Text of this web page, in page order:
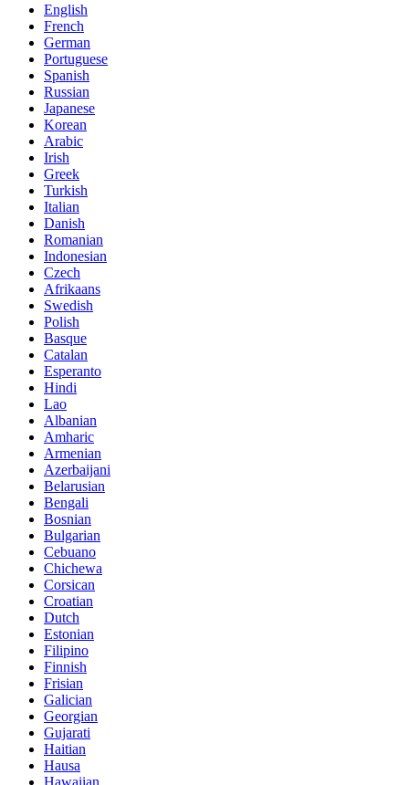
English
French
German
Portuguese
Spanish
Russian
Japanese
Korean
Arabic
Irish
Greek
Turkish
Italian
Danish
Romanian
Indonesian
Czech
Afrikaans
Swedish
Polish
Basque
Catalan
Esperanto
Hindi
Lao
Albanian
Amharic
Armenian
Azerbaijani
Belarusian
Bengali
Bosnian
Bulgarian
Cebuano
Chichewa
Corsican
Croatian
Dutch
Estonian
Filipino
Finnish
Frisian
Galician
Georgian
Gujarati
Haitian
Hausa
Hawaiian